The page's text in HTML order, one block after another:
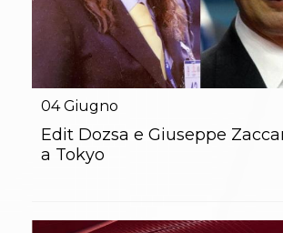
04 Giugno
Edit Dozsa e Giuseppe
a Tokyo